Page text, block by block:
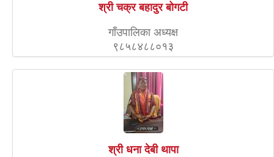
श्री चक्र बहादुर बोगटी
गाँउपालिका अध्यक्ष
९८५८४८८०१३
श्री धना देबी थापा